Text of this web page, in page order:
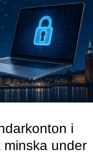
i
under